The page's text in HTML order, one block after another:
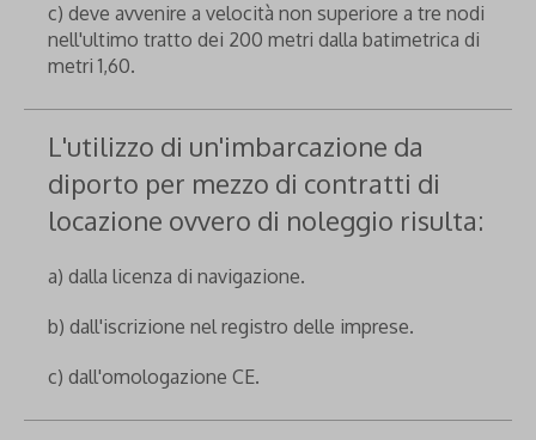
c) deve avvenire a velocità non superiore a tre nodi
nell'ultimo tratto dei 200 metri dalla batimetrica di
metri 1,60.
L'utilizzo di un'imbarcazione da
diporto per mezzo di contratti di
locazione ovvero di noleggio risulta:
a) dalla licenza di navigazione.
b) dall'iscrizione nel registro delle imprese.
c) dall'omologazione CE.